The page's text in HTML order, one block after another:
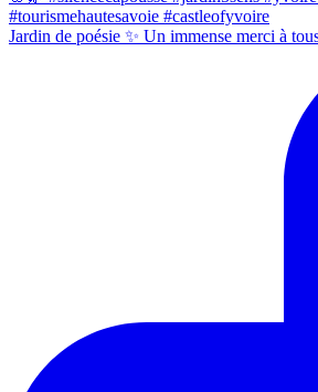
Jardin de poésie ✨ Un immense merci à